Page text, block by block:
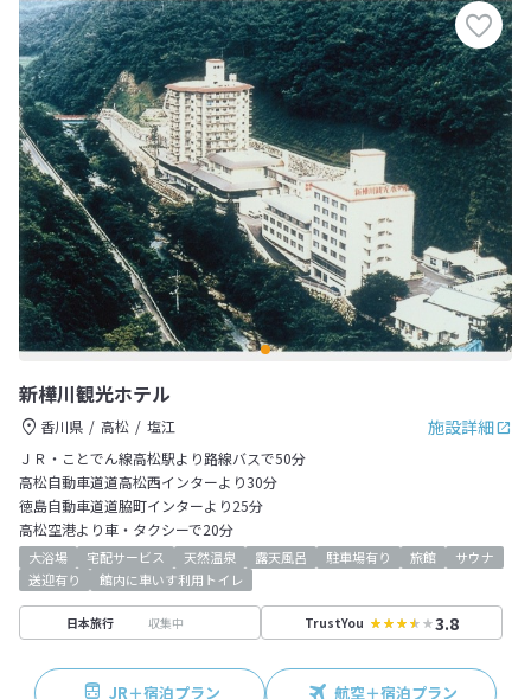
新樺川観光ホテル
施設詳細
香川県 高松
塩江
ＪＲ・ことでん線高松駅より路線バスで50分
高松自動車道道高松西インターより30分
徳島自動車道道脇町インターより25分
高松空港より車・タクシーで20分
大浴場 宅配サービス 天然温泉 露天風呂 駐車場有り 旅館
サウナ
送迎有り
館内に車いす利用トイレ
日本旅行 収集中 TrustYou 3.8
JR＋宿泊プラン 航空＋宿泊プラン